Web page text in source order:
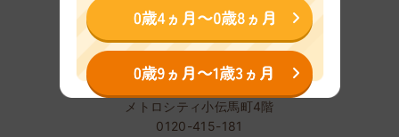
株式会社TOEZ
〒103-0001東京都中央区日本橋小伝馬町2-5
メトロシティ小伝馬町4階
0120-415-181